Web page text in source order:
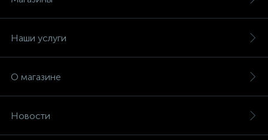
Наши услуги
О магазине
Новости